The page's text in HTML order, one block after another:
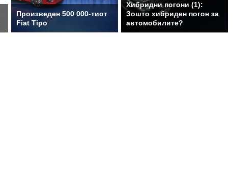
Произведен 500 000-тиот
Fiat Tipo
Хибридни погони (1):
Зошто хибриден погон за
автомобилите?